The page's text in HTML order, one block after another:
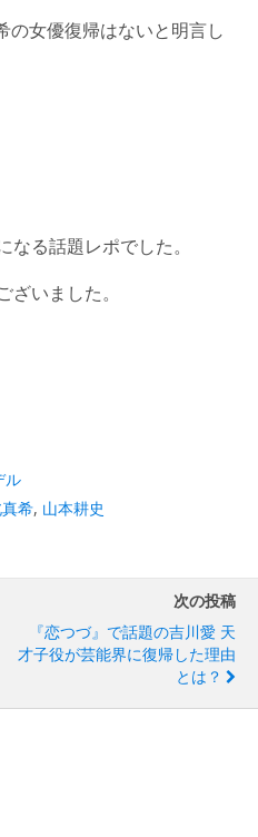
女優復帰はないと明言し
る話題レポでした。
いました。
ル
希, 山本耕史
次の投稿
『恋つづ』で話題の吉川愛 天
才子役が芸能界に復帰した理由
とは？